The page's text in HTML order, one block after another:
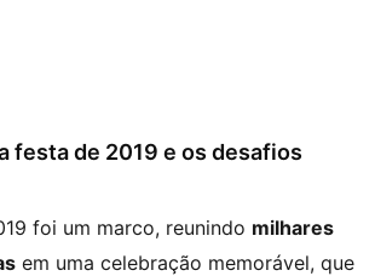
festa de 2019 e os desafios
foi um marco, reunindo milhares
em uma celebração memorável, que